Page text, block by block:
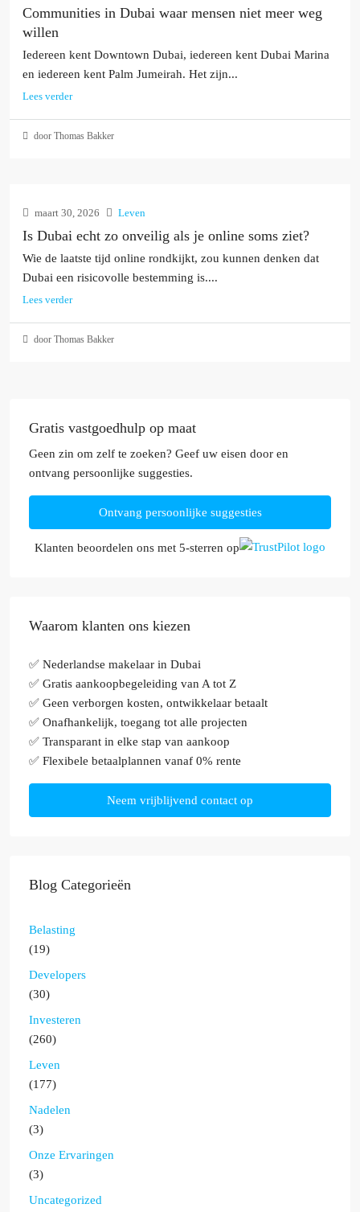
Communities in Dubai waar mensen niet meer weg
willen
Iedereen kent Downtown Dubai, iedereen kent Dubai Marina
en iedereen kent Palm Jumeirah. Het zijn...
Lees verder
door Thomas Bakker
maart 30, 2026 Leven
Is Dubai echt zo onveilig als je online soms ziet?
Wie de laatste tijd online rondkijkt, zou kunnen denken dat
Dubai een risicovolle bestemming is....
Lees verder
door Thomas Bakker
Gratis vastgoedhulp op maat
Geen zin om zelf te zoeken? Geef uw eisen door en
ontvang persoonlijke suggesties.
Ontvang persoonlijke suggesties
Klanten beoordelen ons met 5-sterren op
Waarom klanten ons kiezen
✅ Nederlandse makelaar in Dubai
✅ Gratis aankoopbegeleiding van A tot Z
✅ Geen verborgen kosten, ontwikkelaar betaalt
✅ Onafhankelijk, toegang tot alle projecten
✅ Transparant in elke stap van aankoop
✅ Flexibele betaalplannen vanaf 0% rente
Neem vrijblijvend contact op
Blog Categorieën
Belasting
(19)
Developers
(30)
Investeren
(260)
Leven
(177)
Nadelen
(3)
Onze Ervaringen
(3)
Uncategorized